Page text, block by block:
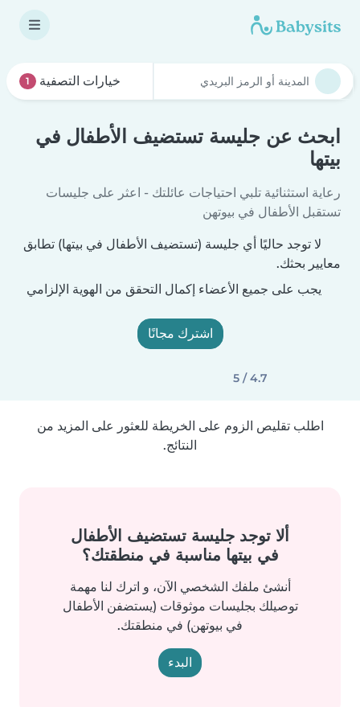
خيارات التصفية 1
ابحث عن جليسة تستضيف الأطفال في
بيتها
رعاية استثنائية تلبي احتياجات عائلتك - اعثر على جليسات
تستقبل الأطفال في بيوتهن
لا توجد حاليًا أي جليسة (تستضيف الأطفال في بيتها) تطابق
معايير بحثك.
يجب على جميع الأعضاء إكمال التحقق من الهوية الإلزامي
اشترك مجانًا
4.7 / 5
اطلب تقليص الزوم على الخريطة للعثور على المزيد من
النتائج.
ألا توجد جليسة تستضيف الأطفال
في بيتها مناسبة في منطقتك؟
أنشئ ملفك الشخصي الآن، و اترك لنا مهمة
توصيلك بجليسات موثوقات (يستضفن الأطفال
في بيوتهن) في منطقتك.
البدء